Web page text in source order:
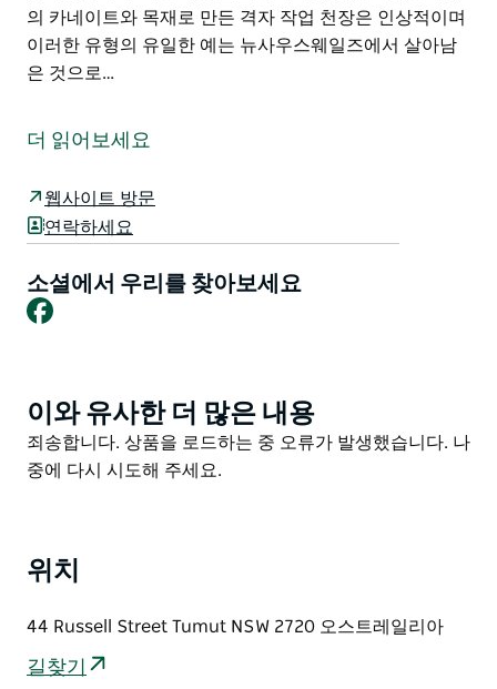
의 카네이트와 목재로 만든 격자 작업 천장은 인상적이며
이러한 유형의 유일한 예는 뉴사우스웨일즈에서 살아남
은 것으로…
다. 지난 25년 동안 이 극장은 지역 사회 소유였으며 순회
니다. 극장은 커뮤니티의 이익을 위해 커뮤니티 그룹이 항
상 사용할 수 있습니다.
최근 극장에 추가된 것은 Montreal Theatre Shop의 개
발이었습니다. 가게는 관객을 위해 공연 전과 공연 중에
유산에 등재된 이 극장은 1929년에 지어졌으며 1920년대
영화 극장의 예로서 온전하게 보존되었습니다. 아르데코
요소가 가미된 현대적인 스타일의 카네이트와 목재로 만
든 격자 작업 천장은 인상적이며 이러한 유형의 유일한 예
극장은 또한 극장의 역사적인 투어를 제공하며 매년 많은
자원봉사자 그룹의 도움을 받아 전담 위원회에서 관리합
더 읽어보세요
웹사이트 방문
연락하세요
소셜에서 우리를 찾아보세요
Facebook
Product
List
이와 유사한 더 많은 내용
Product
List
죄송합니다. 상품을 로드하는 중 오류가 발생했습니다. 나
중에 다시 시도해 주세요.
위치
44 Russell Street Tumut NSW 2720 오스트레일리아
길찾기